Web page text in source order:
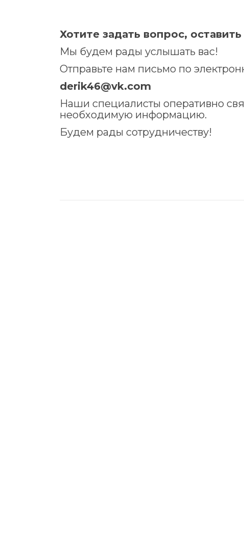
Хотите задать вопрос,
Мы будем рады услышать вас!
Отправьте нам письмо по
derik46@vk.com
Наши специалисты оперативно
необходимую информацию.
Будем рады сотрудничеству!